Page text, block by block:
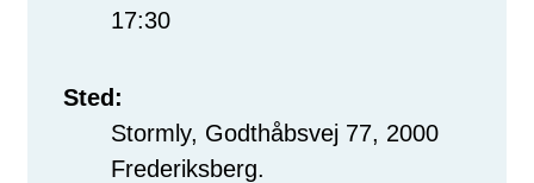
17:30
Sted:
Stormly, Godthåbsvej 77, 2000
Frederiksberg.